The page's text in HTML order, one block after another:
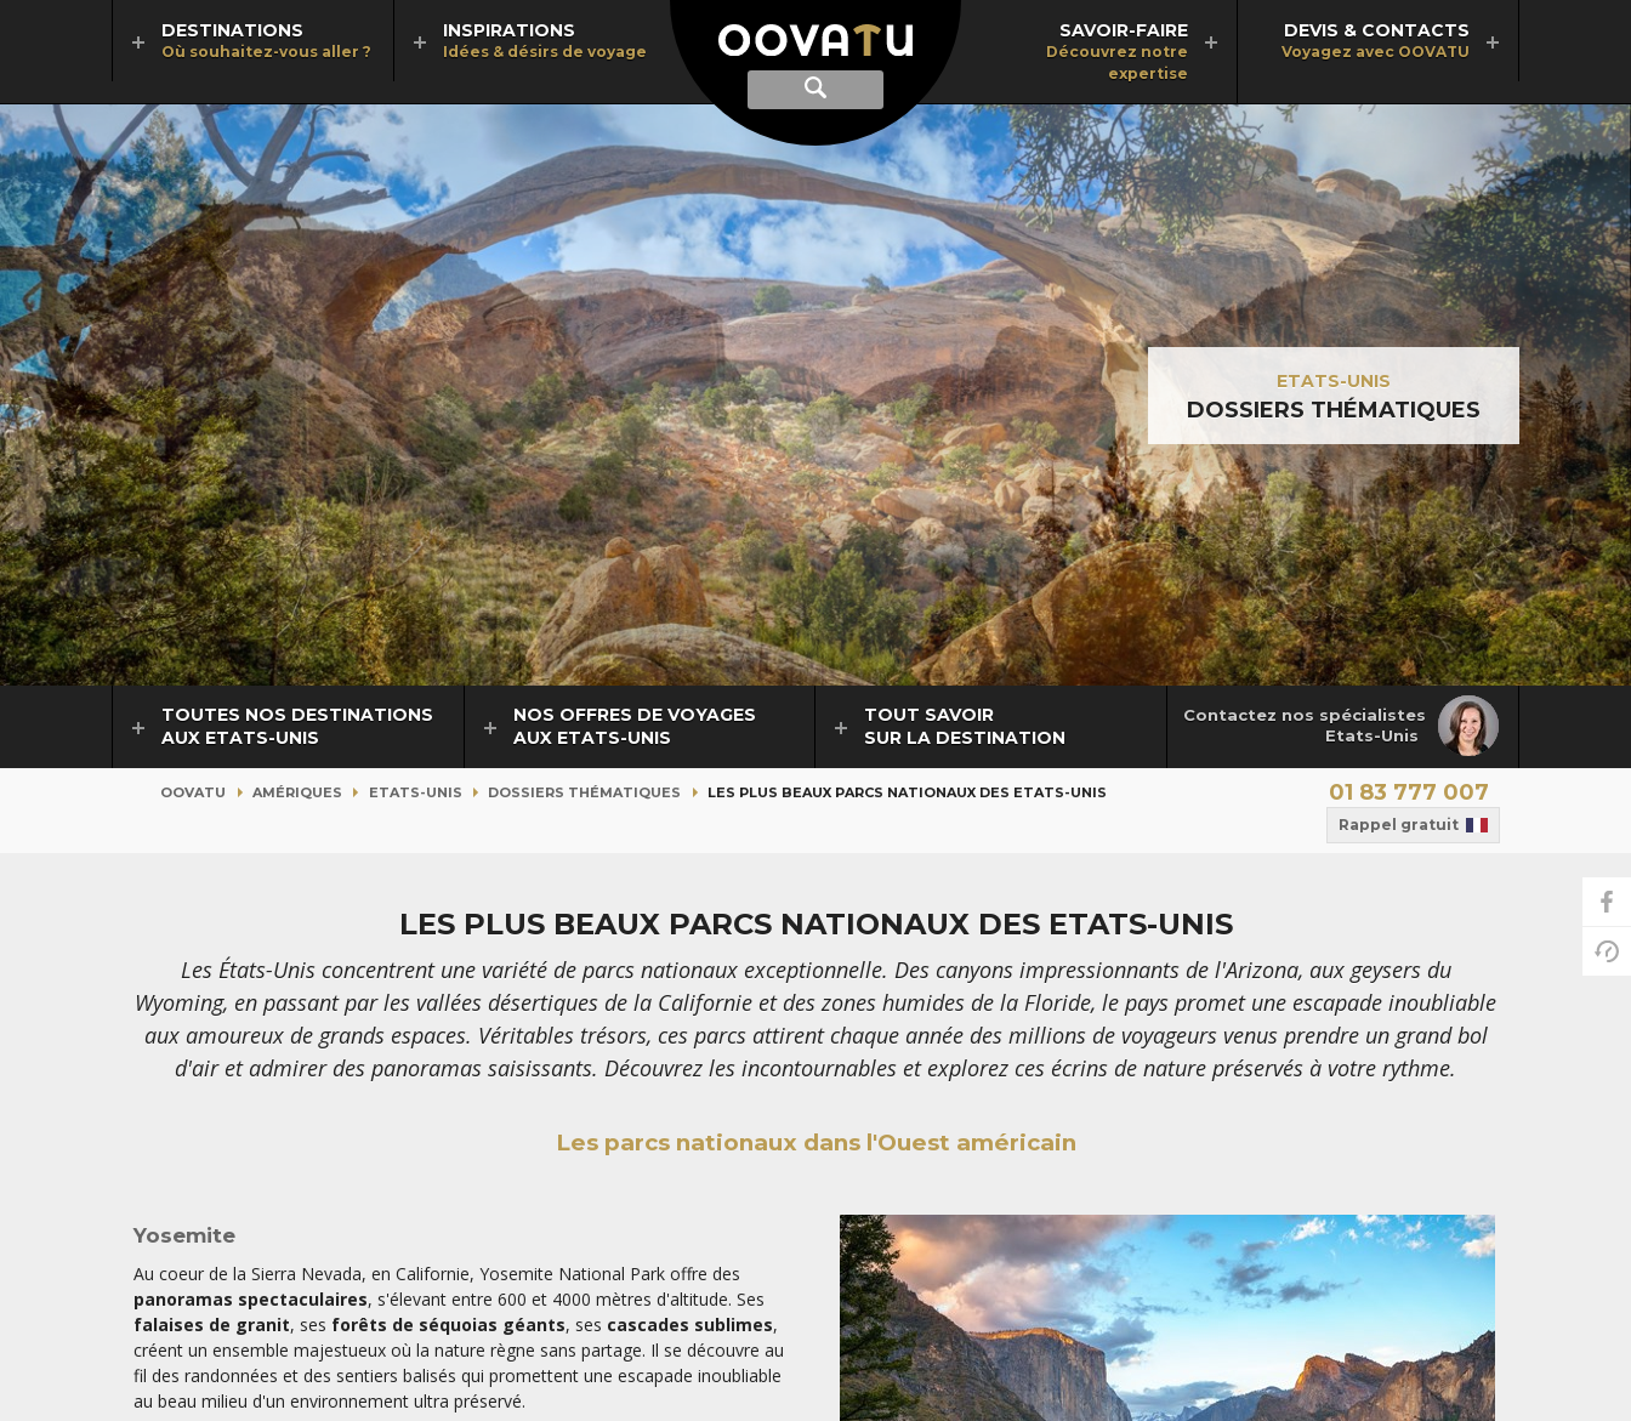
Afficher
recherche
Recherche
DESTINATIONS
Où souhaitez-vous aller ?
INSPIRATIONS
Idées & désirs de voyage
SAVOIR-FAIRE
Découvrez notre
expertise
DEVIS & CONTACTS
Voyagez avec OOVATU
ETATS-UNIS
DOSSIERS THÉMATIQUES
Contactez nos spécialistes
Etats-Unis
TOUTES NOS DESTINATIONS
AUX ETATS-UNIS
NOS OFFRES DE VOYAGES
AUX ETATS-UNIS
TOUT SAVOIR
SUR LA DESTINATION
OOVATU AMÉRIQUES ETATS-UNIS DOSSIERS THÉMATIQUES LES PLUS BEAUX PARCS NATIONAUX DES ETATS-UNIS 01 83 777 007
Rappel gratuit
LES PLUS BEAUX PARCS NATIONAUX DES ETATS-UNIS
Les États-Unis concentrent une variété de parcs nationaux exceptionnelle. Des canyons impressionnants de l'Arizona, aux geysers du
Wyoming, en passant par les vallées désertiques de la Californie et des zones humides de la Floride, le pays promet une escapade inoubliable
aux amoureux de grands espaces. Véritables trésors, ces parcs attirent chaque année des millions de voyageurs venus prendre un grand bol
d'air et admirer des panoramas saisissants. Découvrez les incontournables et explorez ces écrins de nature préservés à votre rythme.
Les parcs nationaux dans l'Ouest américain
Yosemite
Au coeur de la Sierra Nevada, en Californie, Yosemite National Park offre des
panoramas spectaculaires, s'élevant entre 600 et 4000 mètres d'altitude. Ses
falaises de granit, ses forêts de séquoias géants, ses cascades sublimes,
créent un ensemble majestueux où la nature règne sans partage. Il se découvre au
fil des randonnées et des sentiers balisés qui promettent une escapade inoubliable
au beau milieu d'un environnement ultra préservé.